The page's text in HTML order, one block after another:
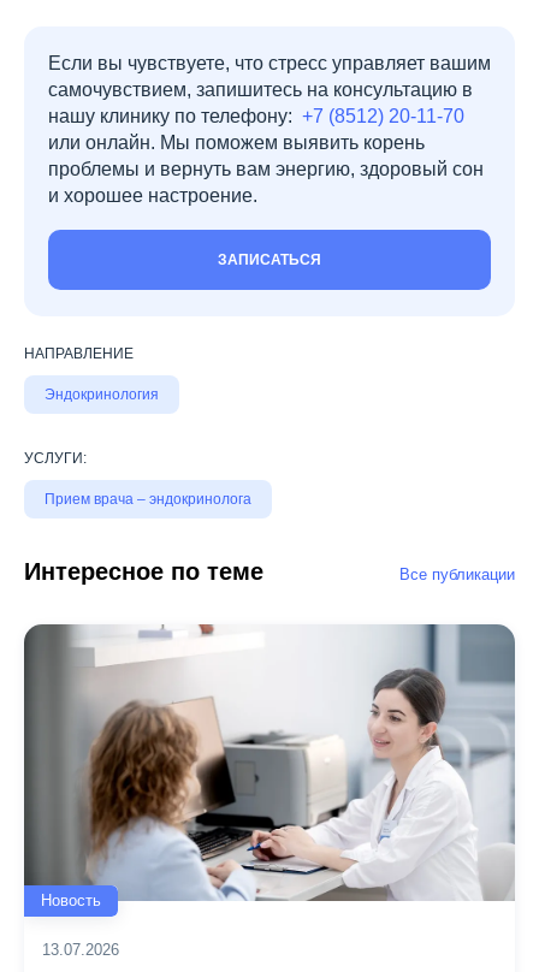
Если вы чувствуете, что стресс управляет вашим
самочувствием, запишитесь на консультацию в
нашу клинику по телефону: +7 (8512) 20-11-70
или онлайн. Мы поможем выявить корень
проблемы и вернуть вам энергию, здоровый сон
и хорошее настроение.
ЗАПИСАТЬСЯ
НАПРАВЛЕНИЕ
Эндокринология
УСЛУГИ:
Прием врача – эндокринолога
Новость
13.07.2026
Интересное по теме Все публикации